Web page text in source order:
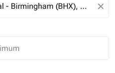
close